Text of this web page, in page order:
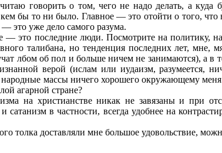
говорить о том, чего не надо делать, а куда
бы то ни было. Главное — это отойти о того,
это уже дело самого разума.
это последние люди. Посмотрите на политику,
талибана, но тенденция последних лет, мне,
лбом об пол и больше ничем не занимаются), а в
верой (ислам или иудаизм, разумеется,
массы ничего хорошего окружающему
агарной стране?
на христианстве никак не завязаны и при
в частности, всегда удобнее на
толка доставляли мне большое удовольствие,